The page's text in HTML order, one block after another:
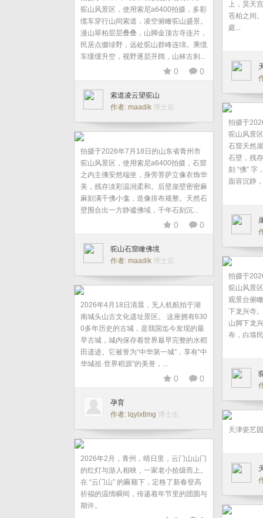
上，昊天
苍柏之间
庭...
驼山风景区，使用索尼a6400拍摄，多彩
缆车穿行山间索道，凌空俯瞰驼山盛景。
漫山翠柏层层叠叠，山脚金顶古寺连片，
民居点缀绿野，远处驼山群峰连绵。乘缆
车缓缓升空，视野逐层开阔，山林古刹...
0 0
索道凌云望驼山
作者: maadik
博士后
拍摄于
驼山风景
石窟天然
石壁，残
刻 “佛” 字
面容沉静
拍摄于2026年7月18日的山东省青州市
驼山风景区，使用索尼a6400拍摄，石窟
之内主佛安然端坐，身旁菩萨立像衣饰华
美，残存淡彩温润柔和。后壁崖壁密密麻
麻刻满千佛小龛，造像排布规整。天然石
壁围合出一方静谧佛域，千年石刻沉...
0 0
驼山石窟瞰佛境
作者: maadik
博士后
拍摄于
驼山风景
观景台俯
下龙兴寺
山脚下龙
布，白墙
2026年4月18日清晨，无人机航拍于湖
南城头山古文化遗址景区。 这座拥有630
0多年历史的古城，是我国迄今发现的最
早古城，城内保存着世界最早完整的水稻
田遗迹。它被誉为“中华第一城”，享有“中
华城祖·世界稻源”的美誉，...
0 0
孕育
作者: lqylxtlmg
博士生
天津瓷艺
2026年2月，青州，晴日里，云门山山门
的红灯与游人相映，一家老小拾级而上。
在 “云门山” 的匾额下，定格了新春登高
祈福的温情瞬间，传递着年节里的团圆与
期许。